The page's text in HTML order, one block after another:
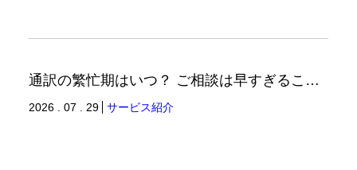
通訳の繁忙期はいつ？ ご相談は早すぎることはありません。（通訳ブログ）
2026 . 07 . 29 サービス紹介